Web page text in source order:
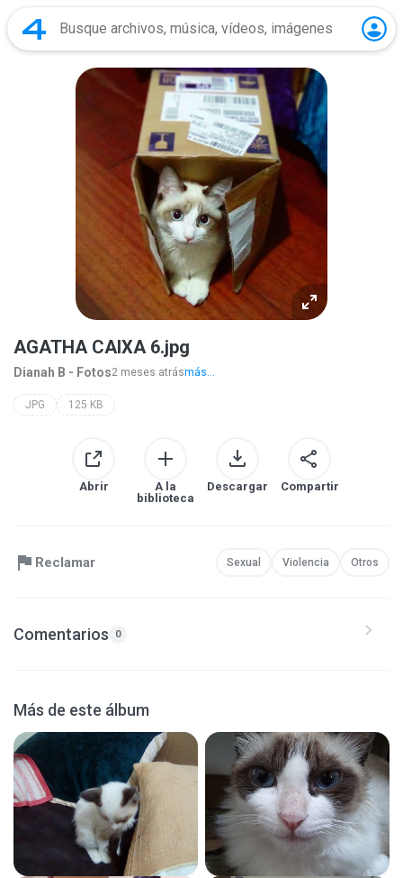
AGATHA CAIXA 6.jpg
Dianah B - Fotos2 meses atrásmás...
JPG 125 KB
Abrir
A la
biblioteca
Descargar Compartir
Reclamar Sexual Violencia Otros
Comentarios 0
Más de este álbum